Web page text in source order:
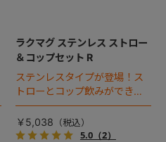
ラクマグ ステンレス ストロー
＆コップセット R
ステンレスタイプが登場！ス
トローとコップ飲みができ
る、はじめてのステンレスマ
グにぴったりのセット。
￥5,038
5.0（2）